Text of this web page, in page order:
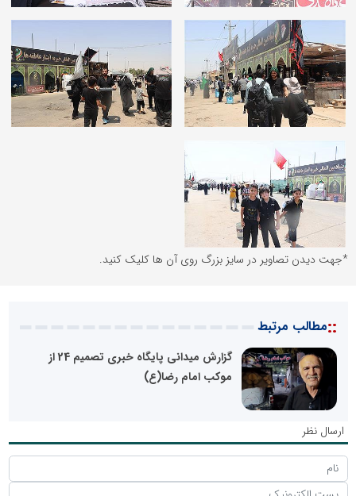
*جهت دیدن تصاویر در سایز بزرگ روی آن ها کلیک کنید.
::مطالب مرتبط
گزارش میدانی پایگاه خبری تصمیم 24 از
موکب امام رضا(ع)
ارسال نظر